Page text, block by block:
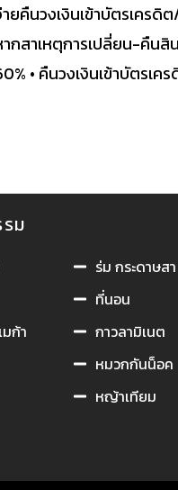
ยคืนวงเงินเข้าบัตรเครดิ
กสาเหตุการเปลี่ยน-คืนสิ
• คืนวงเงินเข้าบัตรเ
ม
ก้า
ร่ม กระดาษสา
ที่นอน
กาวลามิเนต
หมวกกันน็อค
หญ้าเทียม